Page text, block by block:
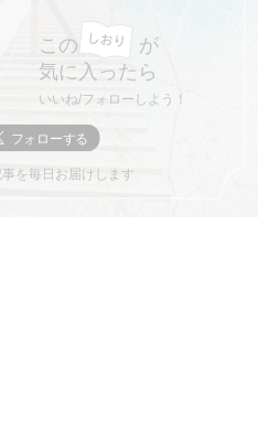
この
が
気に入ったら
いいね/フォローしよう！
を毎日お届けします